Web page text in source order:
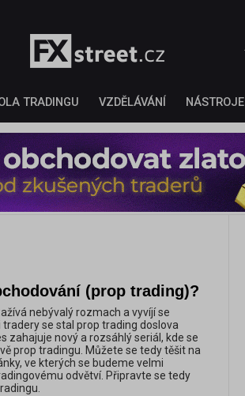
TRADINGU VZDĚLÁVÁNÍ NÁSTROJE
(prop trading)?
nebývalý rozmach a vyvíjí se
se stal prop trading doslova
zahajuje nový a rozsáhlý seriál, kde se
prop tradingu. Můžete se tedy těšit na
ve kterých se budeme velmi
odvětví. Připravte se tedy